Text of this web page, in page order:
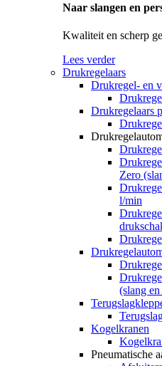
Naar slangen en
Kwaliteit en scherp
Lees verder
Drukregelaars
Drukregel- en
Drukregelaars
Zero
l/min
(slang
Kogelkranen
Pneumatische